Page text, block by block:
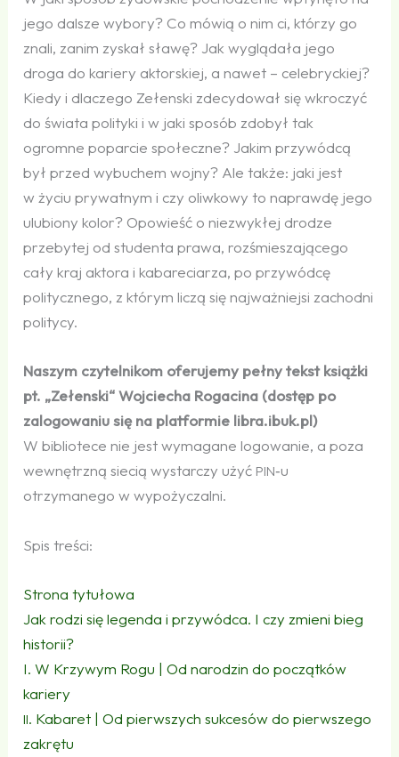
jego dalsze wybory? Co mówią o nim ci, którzy go
znali, zanim zyskał sławę? Jak wyglądała jego
droga do kariery aktorskiej, a nawet – celebryckiej?
Kiedy i dlaczego Zełenski zdecydował się wkroczyć
do świata polityki i w jaki sposób zdobył tak
ogromne poparcie społeczne? Jakim przywódcą
był przed wybuchem wojny? Ale także: jaki jest
w życiu prywatnym i czy oliwkowy to naprawdę jego
ulubiony kolor? Opowieść o niezwykłej drodze
przebytej od studenta prawa, rozśmieszającego
cały kraj aktora i kabareciarza, po przywódcę
politycznego, z którym liczą się najważniejsi zachodni
politycy.
Naszym czytelnikom oferujemy pełny tekst książki
pt. „Zełenski“ Wojciecha Rogacina (dostęp po
zalogowaniu się na platformie libra​.ibuk​.pl)
W bibliotece nie jest wymagane logowanie, a poza
wewnętrzną siecią wystarczy użyć PIN‑u
otrzymanego w wypożyczalni.
Spis treści:
Strona tytułowa
Jak rodzi się legenda i przywódca. I czy zmieni bieg
historii?
I. W Krzywym Rogu | Od narodzin do początków
kariery
II. Kabaret | Od pierwszych sukcesów do pierwszego
zakrętu